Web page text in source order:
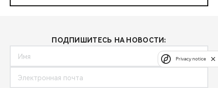
ПОДПИШИТЕСЬ НА НОВОСТИ:
Privacy notice